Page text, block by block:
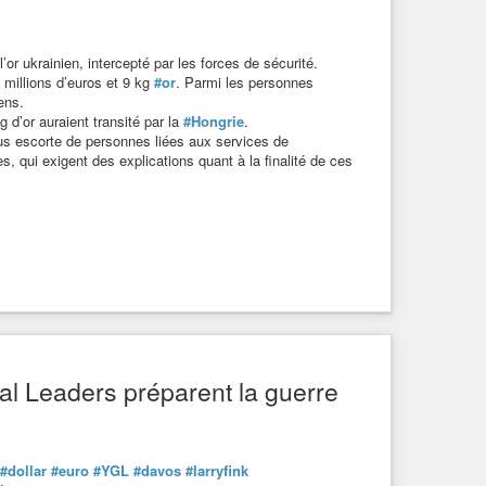
ukrainien, intercepté par les forces de sécurité.
d’euros et 9 kg #or. Parmi les personnes
d’or auraient transité par la #Hongrie.
escorte de personnes liées aux services de
qui exigent des explications quant à la finalité de ces
Leaders préparent la guerre
#dollar #euro #YGL #davos #larryfink